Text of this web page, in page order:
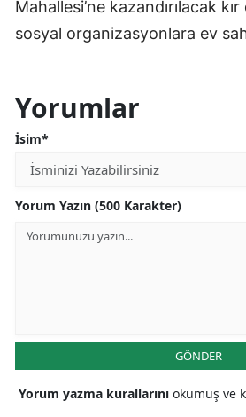
Mahallesi’ne kazandırılacak
sosyal organizasyonlara ev
Yorumlar
İsim*
Yorum Yazın (500 Karakter)
GÖNDER
Yorum yazma kurallarını okumuş ve